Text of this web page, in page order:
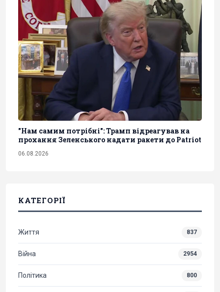
"Нам самим потрібні": Трамп відреагував на
прохання Зеленського надати ракети до Patriot
06.08.2026
КАТЕГОРІЇ
Життя 837
Війна 2954
Політика 800